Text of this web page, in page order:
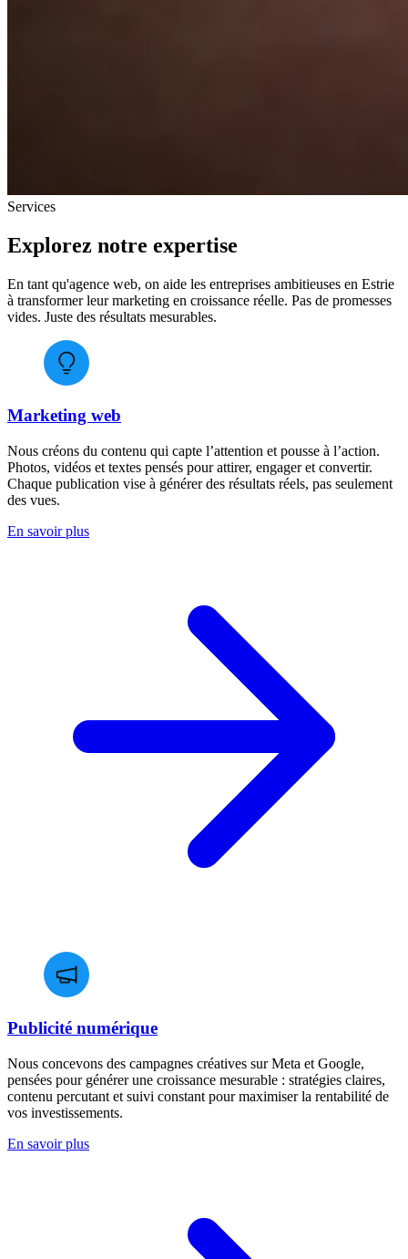
Services
Explorez notre expertise
En tant qu'agence web, on aide les entreprises ambitieuses en Estrie
à transformer leur marketing en croissance réelle. Pas de promesses
vides. Juste des résultats mesurables.
Marketing web
Nous créons du contenu qui capte l’attention et pousse à l’action.
Photos, vidéos et textes pensés pour attirer, engager et convertir.
Chaque publication vise à générer des résultats réels, pas seulement
des vues.
En savoir plus
Publicité numérique
Nous concevons des campagnes créatives sur Meta et Google,
pensées pour générer une croissance mesurable : stratégies claires,
contenu percutant et suivi constant pour maximiser la rentabilité de
vos investissements.
En savoir plus